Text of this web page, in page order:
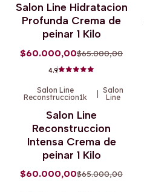
Salon Line Hidratacion
Profunda Crema de
peinar 1 Kilo
$60.000,00$65.000,00
4.9
-8%OFF
Salon Line
Reconstruccion1k
| Salon
Line
Salon Line
Reconstruccion
Intensa Crema de
peinar 1 Kilo
$60.000,00$65.000,00